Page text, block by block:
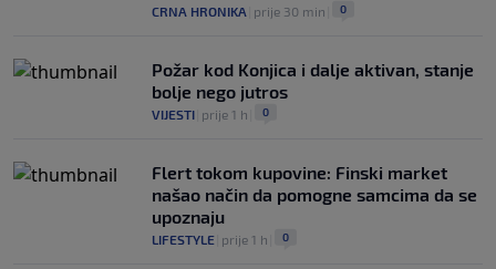
CRNA HRONIKA prije 30 min 0
Požar kod Konjica i dalje aktivan, stanje
bolje nego jutros
VIJESTI prije 1 h 0
Flert tokom kupovine: Finski market
našao način da pomogne samcima da se
upoznaju
LIFESTYLE prije 1 h 0